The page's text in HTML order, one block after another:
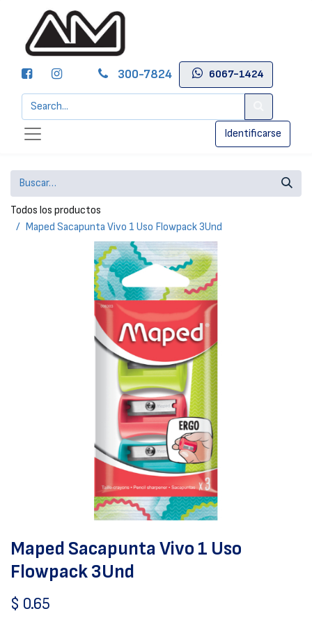
300-7824 6067-1424
Identificarse
Todos los productos
Maped Sacapunta Vivo 1 Uso Flowpack 3Und
Maped Sacapunta Vivo 1 Uso
Flowpack 3Und
$ 0.65